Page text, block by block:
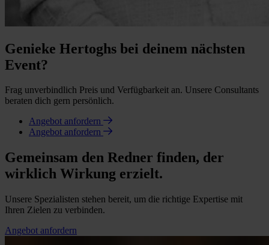
Genieke Hertoghs bei deinem nächsten
Event?
Frag unverbindlich Preis und Verfügbarkeit an. Unsere Consultants
beraten dich gern persönlich.
Angebot anfordern
Angebot anfordern
Gemeinsam den Redner finden, der
wirklich Wirkung erzielt.
Unsere Spezialisten stehen bereit, um die richtige Expertise mit
Ihren Zielen zu verbinden.
Angebot anfordern